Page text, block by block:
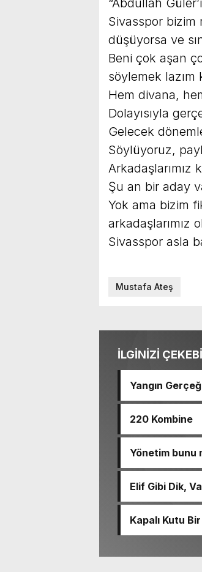
“Abdullah
Sivasspor bizim
düşüyorsa ve
Beni çok aşan
söylemek lazım
Hem divana,
Dolayısıyla
Gelecek
Söylüyoruz,
Arkadaşlarımız
Şu an bir aday
Yok ama bizim
arkadaşlarımız
Sivasspor asla
Mustafa Ateş
İLGİNİZİ
Yangın
220 Kombine
Yönetim bunu
Elif Gibi Dik,
Kapalı Kutu